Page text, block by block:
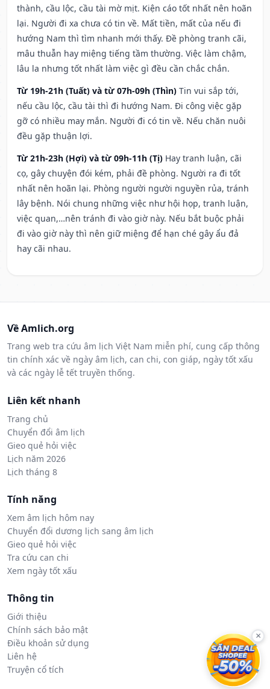
thành, cầu lộc, cầu tài mờ mịt. Kiện cáo tốt nhất nên hoãn
lại. Người đi xa chưa có tin về. Mất tiền, mất của nếu đi
hướng Nam thì tìm nhanh mới thấy. Đề phòng tranh cãi,
mâu thuẫn hay miệng tiếng tầm thường. Việc làm chậm,
lâu la nhưng tốt nhất làm việc gì đều cần chắc chắn.
Từ 19h-21h (Tuất) và từ 07h-09h (Thìn) Tin vui sắp tới,
nếu cầu lộc, cầu tài thì đi hướng Nam. Đi công việc gặp
gỡ có nhiều may mắn. Người đi có tin về. Nếu chăn nuôi
đều gặp thuận lợi.
Từ 21h-23h (Hợi) và từ 09h-11h (Tị) Hay tranh luận, cãi
cọ, gây chuyện đói kém, phải đề phòng. Người ra đi tốt
nhất nên hoãn lại. Phòng người người nguyền rủa, tránh
lây bệnh. Nói chung những việc như hội họp, tranh luận,
việc quan,…nên tránh đi vào giờ này. Nếu bắt buộc phải
đi vào giờ này thì nên giữ miệng để hạn ché gây ẩu đả
hay cãi nhau.
Về Amlich.org
Trang web tra cứu âm lịch Việt Nam miễn phí, cung cấp thông
tin chính xác về ngày âm lịch, can chi, con giáp, ngày tốt xấu
và các ngày lễ tết truyền thống.
Liên kết nhanh
Trang chủ
Chuyển đổi âm lịch
Gieo quẻ hỏi việc
Lịch năm 2026
Lịch tháng 8
Tính năng
Xem âm lịch hôm nay
Chuyển đổi dương lịch sang âm lịch
Gieo quẻ hỏi việc
Tra cứu can chi
Xem ngày tốt xấu
Thông tin
Giới thiệu
Chính sách bảo mật
Điều khoản sử dụng
Liên hệ
Truyện cổ tích
×